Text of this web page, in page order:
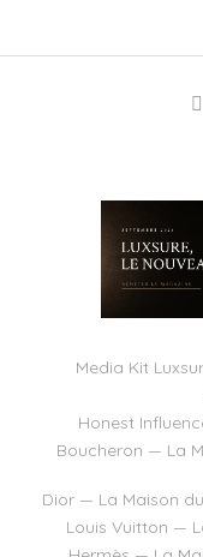
Media Kit
Honest
Boucheron — La
Dior — La Maison
Louis Vuitton —